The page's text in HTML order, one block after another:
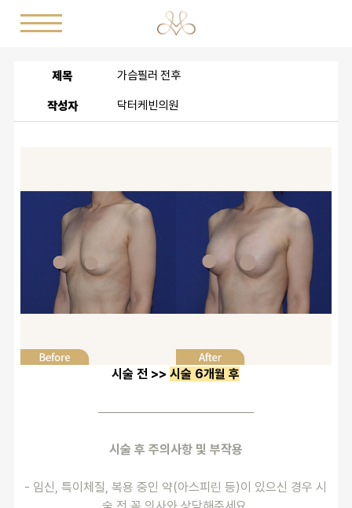
제목 가슴필러 전후
작성자 닥터케빈의원
시술 전 >> 시술 6개월 후
──────────────────
시술 후 주의사항 및 부작용
- 임신, 특이체질, 복용 중인 약(아스피린 등)이 있으신 경우 시